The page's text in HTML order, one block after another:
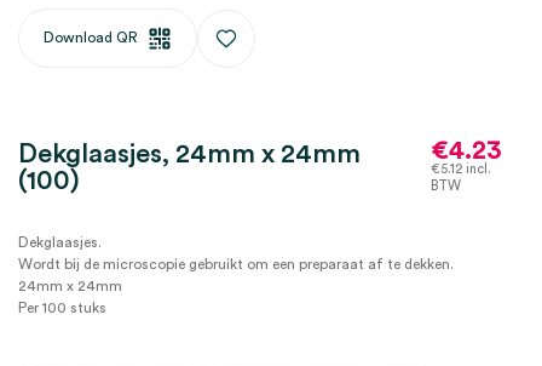
Download QR
Dekglaasjes, 24mm x 24mm
(100)
€4.23
€5.12incl.
BTW
Dekglaasjes.
Wordt bij de microscopie gebruikt om een preparaat af te dekken.
24mm x 24mm
Per 100 stuks